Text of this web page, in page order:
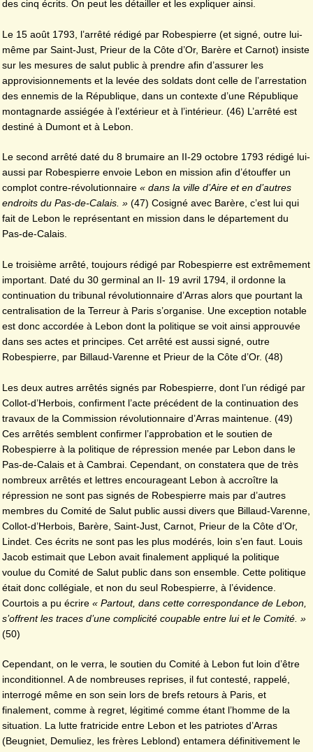
des cinq écrits. On peut les détailler et les expliquer ainsi.
Le 15 août 1793, l’arrêté rédigé par Robespierre (et signé, outre lui-
même par Saint-Just, Prieur de la Côte d’Or, Barère et Carnot) insiste
sur les mesures de salut public à prendre afin d’assurer les
approvisionnements et la levée des soldats dont celle de l’arrestation
des ennemis de la République, dans un contexte d’une République
montagnarde assiégée à l’extérieur et à l’intérieur. (46) L’arrêté est
destiné à Dumont et à Lebon.
Le second arrêté daté du 8 brumaire an II-29 octobre 1793 rédigé lui-
aussi par Robespierre envoie Lebon en mission afin d’étouffer un
complot contre-révolutionnaire « dans la ville d’Aire et en d’autres
endroits du Pas-de-Calais. » (47) Cosigné avec Barère, c’est lui qui
fait de Lebon le représentant en mission dans le département du
Pas-de-Calais.
Le troisième arrêté, toujours rédigé par Robespierre est extrêmement
important. Daté du 30 germinal an II- 19 avril 1794, il ordonne la
continuation du tribunal révolutionnaire d’Arras alors que pourtant la
centralisation de la Terreur à Paris s’organise. Une exception notable
est donc accordée à Lebon dont la politique se voit ainsi approuvée
dans ses actes et principes. Cet arrêté est aussi signé, outre
Robespierre, par Billaud-Varenne et Prieur de la Côte d’Or. (48)
Les deux autres arrêtés signés par Robespierre, dont l’un rédigé par
Collot-d’Herbois, confirment l’acte précédent de la continuation des
travaux de la Commission révolutionnaire d’Arras maintenue. (49)
Ces arrêtés semblent confirmer l’approbation et le soutien de
Robespierre à la politique de répression menée par Lebon dans le
Pas-de-Calais et à Cambrai. Cependant, on constatera que de très
nombreux arrêtés et lettres encourageant Lebon à accroître la
répression ne sont pas signés de Robespierre mais par d’autres
membres du Comité de Salut public aussi divers que Billaud-Varenne,
Collot-d’Herbois, Barère, Saint-Just, Carnot, Prieur de la Côte d’Or,
Lindet. Ces écrits ne sont pas les plus modérés, loin s’en faut. Louis
Jacob estimait que Lebon avait finalement appliqué la politique
voulue du Comité de Salut public dans son ensemble. Cette politique
était donc collégiale, et non du seul Robespierre, à l’évidence.
Courtois a pu écrire « Partout, dans cette correspondance de Lebon,
s’offrent les traces d’une complicité coupable entre lui et le Comité. »
(50)
Cependant, on le verra, le soutien du Comité à Lebon fut loin d’être
inconditionnel. A de nombreuses reprises, il fut contesté, rappelé,
interrogé même en son sein lors de brefs retours à Paris, et
finalement, comme à regret, légitimé comme étant l’homme de la
situation. La lutte fratricide entre Lebon et les patriotes d’Arras
(Beugniet, Demuliez, les frères Leblond) entamera définitivement le